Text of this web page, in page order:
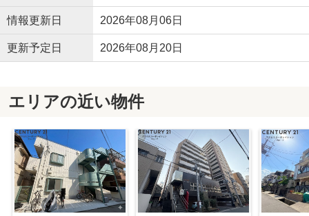
情報更新日 2026年08月06日
更新予定日 2026年08月20日
エリアの近い物件